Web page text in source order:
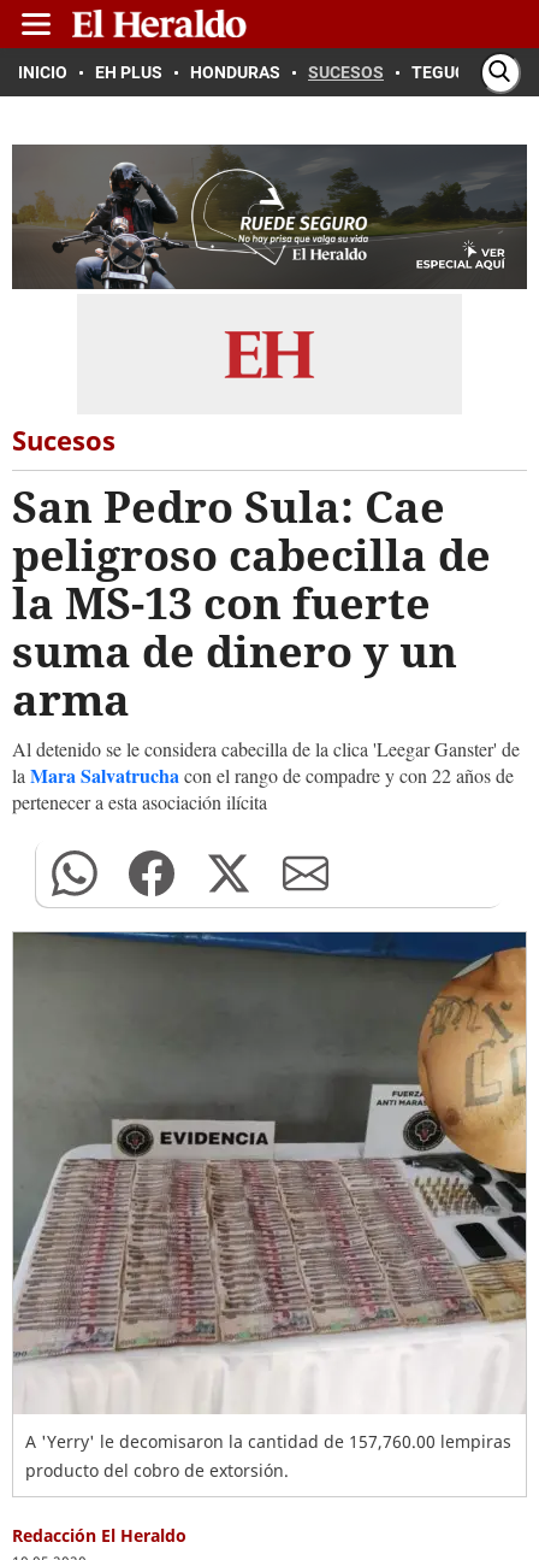
INICIO EH PLUS HONDURAS SUCESOS TEGUCIGALPA
Sucesos
San Pedro Sula: Cae
peligroso cabecilla de
la MS-13 con fuerte
suma de dinero y un
arma
Al detenido se le considera cabecilla de la clica 'Leegar Ganster' de
la Mara Salvatruchacon el rango de compadre y con 22 años de
pertenecer a esta asociación ilícita
A 'Yerry' le decomisaron la cantidad de 157,760.00 lempiras
producto del cobro de extorsión.
Redacción El Heraldo